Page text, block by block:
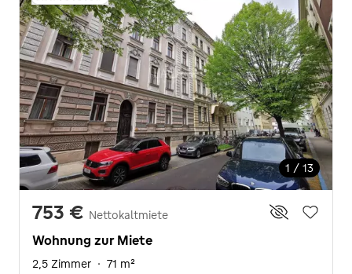
1 / 13
753 € Nettokaltmiete
Wohnung zur Miete
2,5 Zimmer · 71 m²